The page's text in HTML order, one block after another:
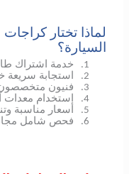
لماذا تختار
السيارة؟
1. خدمة اشتراك طارئ
2. استجابة
3. فنيون متخصصون
4. استخدام معدات
5. أسعار مناسبة
6. فحص شامل